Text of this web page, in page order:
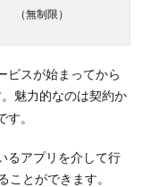
（無制限）
ビスが始まってから
魅力的なのは契約か
す。
るアプリを介して行
ことができます。